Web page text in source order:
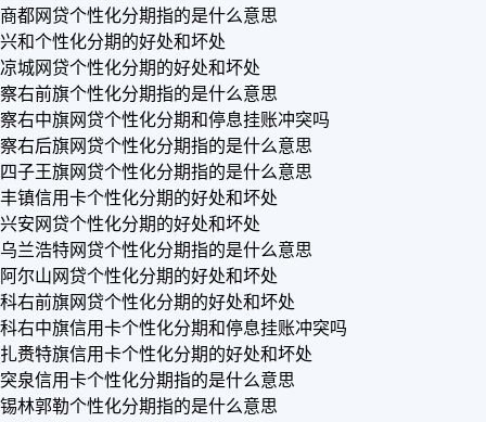
商都网贷个性化分期指的是什么意思
兴和个性化分期的好处和坏处
凉城网贷个性化分期的好处和坏处
察右前旗个性化分期指的是什么意思
察右中旗网贷个性化分期和停息挂账冲突吗
察右后旗网贷个性化分期指的是什么意思
四子王旗网贷个性化分期指的是什么意思
丰镇信用卡个性化分期的好处和坏处
兴安网贷个性化分期的好处和坏处
乌兰浩特网贷个性化分期指的是什么意思
阿尔山网贷个性化分期的好处和坏处
科右前旗网贷个性化分期的好处和坏处
科右中旗信用卡个性化分期和停息挂账冲突吗
扎赉特旗信用卡个性化分期的好处和坏处
突泉信用卡个性化分期指的是什么意思
锡林郭勒个性化分期指的是什么意思